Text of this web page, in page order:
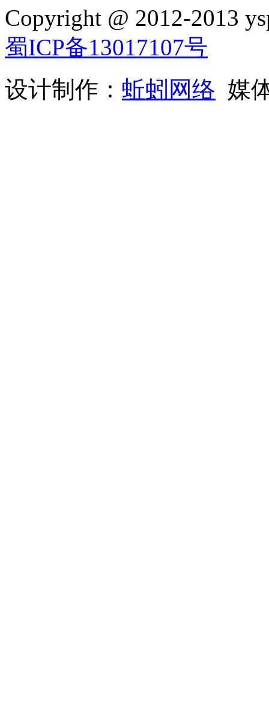
Copyright @ 2012-2013
蜀ICP备13017107号
设计制作： 蚯蚓网络 媒